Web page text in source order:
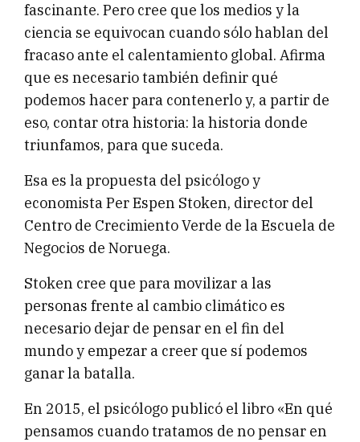
fascinante. Pero cree que los medios y la
ciencia se equivocan cuando sólo hablan del
fracaso ante el calentamiento global. Afirma
que es necesario también definir qué
podemos hacer para contenerlo y, a partir de
eso, contar otra historia: la historia donde
triunfamos, para que suceda.
Esa es la propuesta del psicólogo y
economista Per Espen Stoken, director del
Centro de Crecimiento Verde de la Escuela de
Negocios de Noruega.
Stoken cree que para movilizar a las
personas frente al cambio climático es
necesario dejar de pensar en el fin del
mundo y empezar a creer que sí podemos
ganar la batalla.
En 2015, el psicólogo publicó el libro «En qué
pensamos cuando tratamos de no pensar en